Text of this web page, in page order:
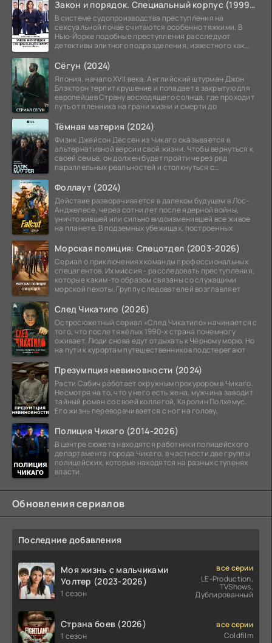
Закон и порядок. Специальный корпус (1999-2026)
В системе судопроизводства преступления на
сексуальной почве считаются особенно тяжкими. В
Нью-Йорке подобные преступления расследуют
детективы элитного подразделения, известного как
Сёгун (2024)
Япония, начало XVII века. Английский штурман Джон
Блэкторн терпит крушение и попадает в закрытую для
европейцев Страну восходящего солнца, где проходит
путь от пленника на грани жизни и смерти до
Тёмная материя (2024)
Физик Джейсон Дессен из Чикаго оказывается в
альтернативной версии свой жизни. Чтобы вернуться к
своей семье, он должен будет пройти через ряд
параллельных реальностей и столкнуться с
Фоллаут (2024)
Действие разворачивается в далеком будущем в Лос-
Анджелесе, через сотни лет после ядерной войны,
уничтожившей или сильно видоизменившей все живое
на планете. В подземных убежищах, построенных
Морская полиция: Спецотдел (2003-2026)
Сериал о приключениях команды профессиональных
спецагентов. Их миссия - расследовать преступления,
которые каким-то образом связаны со служащими
морской пехоты. Группу следователей возглавляет
След Чикатило (2026)
Остросюжетный сериал «След Чикатило» начинается с
того, что после тяжёлых 1990-х страна понемногу
оживает. Люди снова едут отдыхать к Чёрному морю. Но
на пути к курортам путешественников подстерегают
Презумпция невиновности (2024)
Расти Сабич работает окружным прокурором в Чикаго.
Несмотря на то, что у него есть жена, мужчина заводит
тайный роман со своей коллегой, Каролин Полхемус.
Его жизнь переворачивается с ног на голову,
Полиция Чикаго (2014-2026)
В центре сюжета находятся работники полицейского
департамента города Чикаго, в частности две группы
полицейских, которые находятся на разных ступенях
власти.
Обновления сериалов
Последние добавления
Моя жизнь с мальчиками
Уолтер (2023-2026)
1 сезон
все серии
LE-Production,
TVShows,
Дублированный
Страна боев (2026)
1 сезон
все серии
Coldfilm